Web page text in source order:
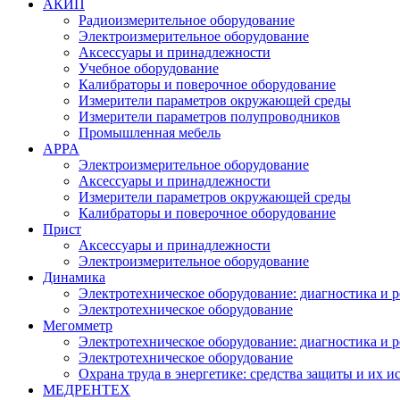
АКИП
Радиоизмерительное оборудование
Электроизмерительное оборудование
Аксессуары и принадлежности
Учебное оборудование
Калибраторы и поверочное оборудование
Измерители параметров окружающей среды
Измерители параметров полупроводников
Промышленная мебель
APPA
Электроизмерительное оборудование
Аксессуары и принадлежности
Измерители параметров окружающей среды
Калибраторы и поверочное оборудование
Прист
Аксессуары и принадлежности
Электроизмерительное оборудование
Динамика
Электротехническое оборудование: диагностика и
Электротехническое оборудование
Мегомметр
Электротехническое оборудование: диагностика и
Электротехническое оборудование
Охрана труда в энергетике: средства защиты и их
МЕДРЕНТЕХ